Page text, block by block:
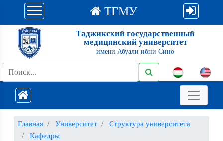
ТГМУ
Таджикский государственный
медицинский университет
имени Абуали ибни Сино
Главная Университет
Структура университета
Кафедры